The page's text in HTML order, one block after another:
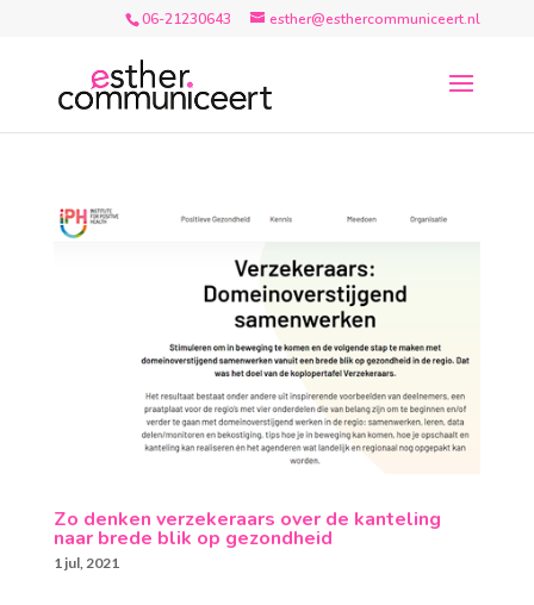
06-21230643 esther@esthercommuniceert.nl
Zo denken verzekeraars over de kanteling
naar brede blik op gezondheid
1 jul, 2021